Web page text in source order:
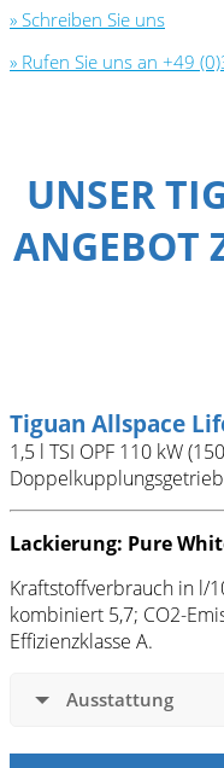
» Schreiben Sie uns
» Rufen Sie uns an +49
UNSER
ANGEBOT
Tiguan Allspace
1,5 l TSI OPF 110 kW
Lackierung: Pure
Kraftstoffverbrauch in l/
kombiniert 5,7; CO2-
Effizienzklasse A.
Ausstattung